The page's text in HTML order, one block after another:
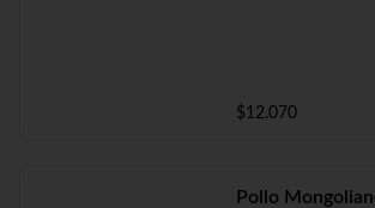
$12.070
Pollo